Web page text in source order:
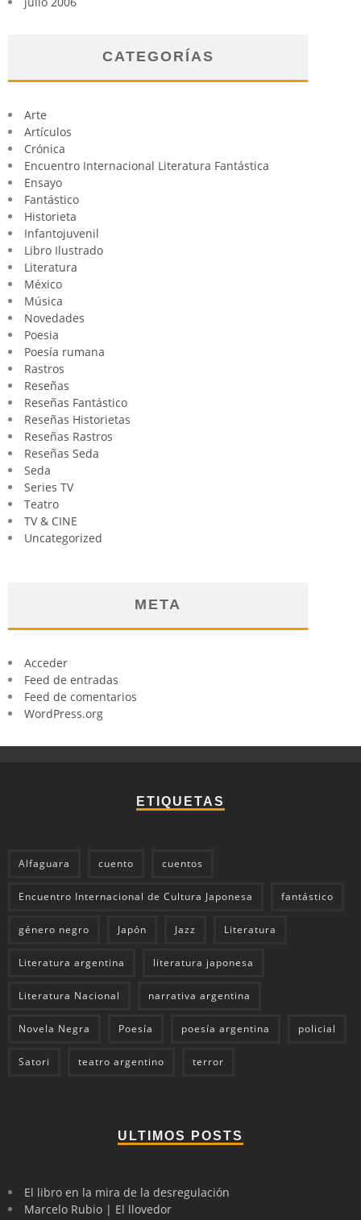
CATEGORÍAS
Arte
Artículos
Crónica
Encuentro Internacional Literatura Fantástica
Ensayo
Fantástico
Historieta
Infantojuvenil
Libro Ilustrado
Literatura
México
Música
Novedades
Poesia
Poesía rumana
Rastros
Reseñas
Reseñas Fantástico
Reseñas Historietas
Reseñas Rastros
Reseñas Seda
Seda
Series TV
Teatro
TV & CINE
Uncategorized
META
Acceder
Feed de entradas
Feed de comentarios
WordPress.org
ETIQUETAS
Alfaguara cuento cuentos
Encuentro Internacional de Cultura Japonesa fantástico
género negro Japón Jazz Literatura
Literatura argentina literatura japonesa
Literatura Nacional narrativa argentina
Novela Negra Poesía poesía argentina policial
Satori teatro argentino terror
ULTIMOS POSTS
El libro en la mira de la desregulación
Marcelo Rubio | El llovedor